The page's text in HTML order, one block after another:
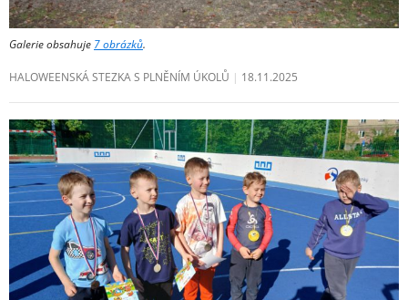
Galerie obsahuje 7 obrázků.
HALOWEENSKÁ STEZKA S PLNĚNÍM ÚKOLŮ 18.11.2025